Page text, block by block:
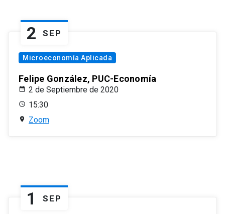
2 SEP
Microeconomía Aplicada
Felipe González, PUC-Economía
2 de Septiembre de 2020
15:30
Zoom
1 SEP